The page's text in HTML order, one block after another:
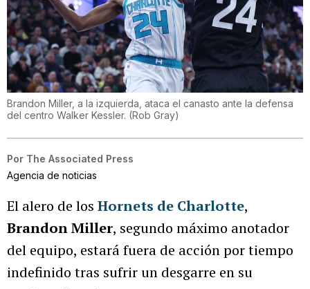
Brandon Miller, a la izquierda, ataca el canasto ante la defensa
del centro Walker Kessler. (Rob Gray)
Por The Associated Press
Agencia de noticias
El alero de los Hornets de Charlotte,
Brandon Miller, segundo máximo anotador
del equipo, estará fuera de acción por tiempo
indefinido tras sufrir un desgarre en su